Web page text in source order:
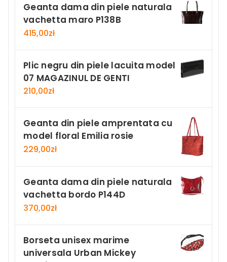
Geanta dama din piele naturala
vachetta maro P138B
415,00zł
Plic negru din piele lacuita model
07 MAGAZINUL DE GENTI
210,00zł
Geanta din piele amprentata cu
model floral Emilia rosie
229,00zł
Geanta dama din piele naturala
vachetta bordo P144D
370,00zł
Borseta unisex marime
universala Urban Mickey